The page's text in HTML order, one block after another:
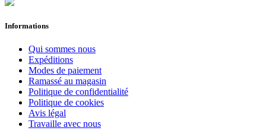
Autres saisons
2015
2018 2
2019 1
2021 1
2022 1
Saison
2024 1
Informations
Qui sommes nous
Expéditions
Modes de paiement
Ramassé au magasin
Politique de confidentialité
Politique de cookies
Avis légal
Travaille avec nous